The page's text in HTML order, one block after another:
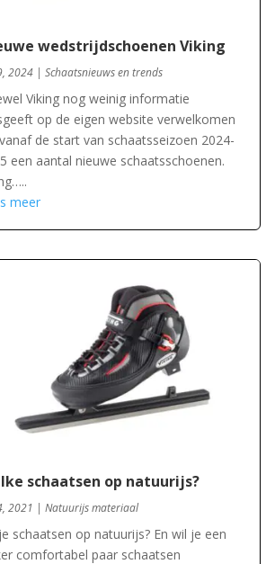
wedstrijdschoenen Viking
2024 |Schaatsnieuws en trends
Viking nog weinig informatie
op de eigen website verwelkomen
de start van schaatsseizoen 2024-
een aantal nieuwe schaatsschoenen.
meer
schaatsen op natuurijs?
2021 |Natuurijs materiaal
schaatsen op natuurijs? En wil je een
comfortabel paar schaatsen